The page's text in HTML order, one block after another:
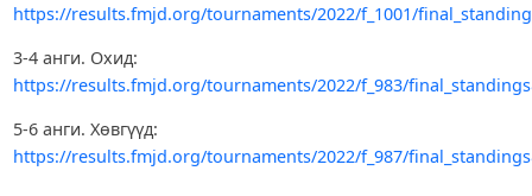
https://results.fmjd.org/tournaments/2022/f_1001/
3-4 анги. Охид:
https://results.fmjd.org/tournaments/2022/f_983/
5-6 анги. Хөвгүүд:
https://results.fmjd.org/tournaments/2022/f_987/